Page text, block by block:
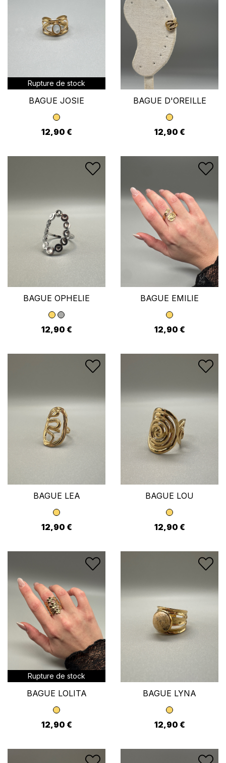
Rupture de stock
BAGUE JOSIE
12,90 €
BAGUE D'OREILLE
12,90 €
BAGUE OPHELIE
12,90 €
BAGUE EMILIE
12,90 €
BAGUE LEA
12,90 €
BAGUE LOU
12,90 €
Rupture de stock
BAGUE LOLITA
12,90 €
BAGUE LYNA
12,90 €